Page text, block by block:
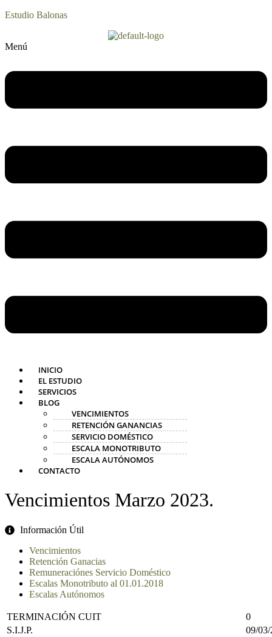
Estudio Balonas
Menú
INICIO
EL ESTUDIO
SERVICIOS
BLOG
VENCIMIENTOS
RETENCIÓN GANANCIAS
SERVICIO DOMÉSTICO
ESCALA MONOTRIBUTO
ESCALA AUTÓNOMOS
CONTACTO
Vencimientos Marzo 2023.
Información Útil
Vencimientos
Retención Ganacias
Remuneraciónes Servicio Doméstico
Escalas Monotributo al 01.01.2018
Escalas Autónomos
TERMINACIÓN CUIT
0
S.I.J.P.
09/